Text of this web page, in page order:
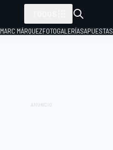
MARC MÁRQUEZFOTOGALERÍASAPUESTAS